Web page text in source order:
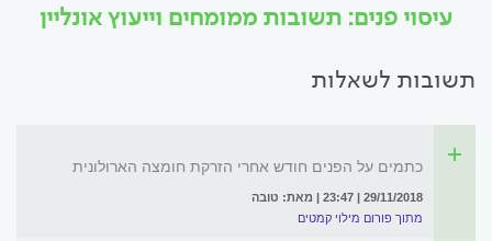
עיסוי פנים: תשובות ממומחים וייעוץ אונליין
תשובות לשאלות
כתמים על הפנים חודש אחרי הזרקת חומצה הארולונית
29/11/2018 | 23:47 | מאת: טובה
מתוך פורום מילוי קמטים